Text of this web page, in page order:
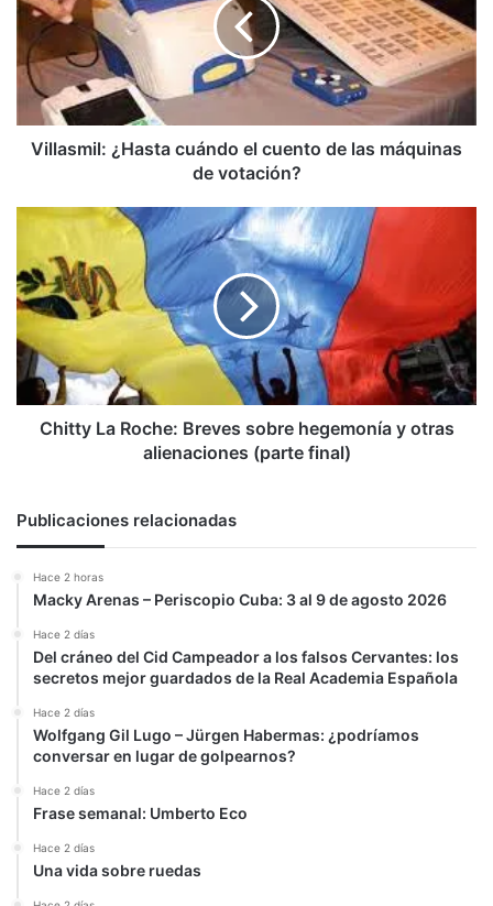
el
cuento
de
las
máquinas
de
votación?
Villasmil: ¿Hasta cuándo el cuento de las máquinas
de votación?
Chitty
Roche:
Breves
sobre
hegemonía
y
otras
alienaciones
(parteChitty La Roche: Breves sobre hegemonía y otras
alienaciones (parte final)
Publicaciones relacionadas
Hace 2 horas
Macky Arenas – Periscopio Cuba: 3 al 9 de agosto 2026
Hace 2 días
Del cráneo del Cid Campeador a los falsos Cervantes: los
secretos mejor guardados de la Real Academia Española
Hace 2 días
Wolfgang Gil Lugo – Jürgen Habermas: ¿podríamos
conversar en lugar de golpearnos?
Hace 2 días
Frase semanal: Umberto Eco
Hace 2 días
Una vida sobre ruedas